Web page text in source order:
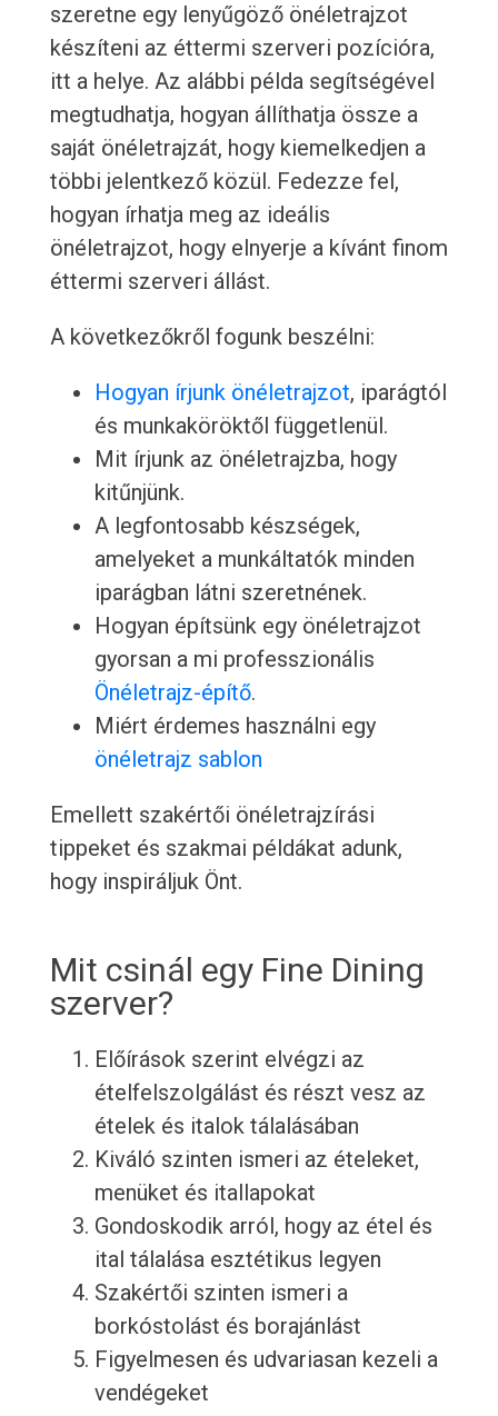
szeretne egy lenyűgöző önéletrajzot
készíteni az éttermi szerveri pozícióra,
itt a helye. Az alábbi példa segítségével
megtudhatja, hogyan állíthatja össze a
saját önéletrajzát, hogy kiemelkedjen a
többi jelentkező közül. Fedezze fel,
hogyan írhatja meg az ideális
önéletrajzot, hogy elnyerje a kívánt finom
éttermi szerveri állást.
A következőkről fogunk beszélni:
Hogyan írjunk önéletrajzot, iparágtól
és munkaköröktől függetlenül.
Mit írjunk az önéletrajzba, hogy
kitűnjünk.
A legfontosabb készségek,
amelyeket a munkáltatók minden
iparágban látni szeretnének.
Hogyan építsünk egy önéletrajzot
gyorsan a mi professzionális
Önéletrajz-építő.
Miért érdemes használni egy
önéletrajz sablon
Emellett szakértői önéletrajzírási
tippeket és szakmai példákat adunk,
hogy inspiráljuk Önt.
Mit csinál egy Fine Dining
szerver?
Előírások szerint elvégzi az
ételfelszolgálást és részt vesz az
ételek és italok tálalásában
Kiváló szinten ismeri az ételeket,
menüket és itallapokat
Gondoskodik arról, hogy az étel és
ital tálalása esztétikus legyen
Szakértői szinten ismeri a
borkóstolást és borajánlást
Figyelmesen és udvariasan kezeli a
vendégeket